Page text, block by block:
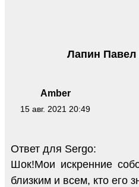
Amber
15 авг. 2021 20:49
Лапин Павел
Ответ для Sergo:
Шок!Мои искренние
близким и всем, кто его